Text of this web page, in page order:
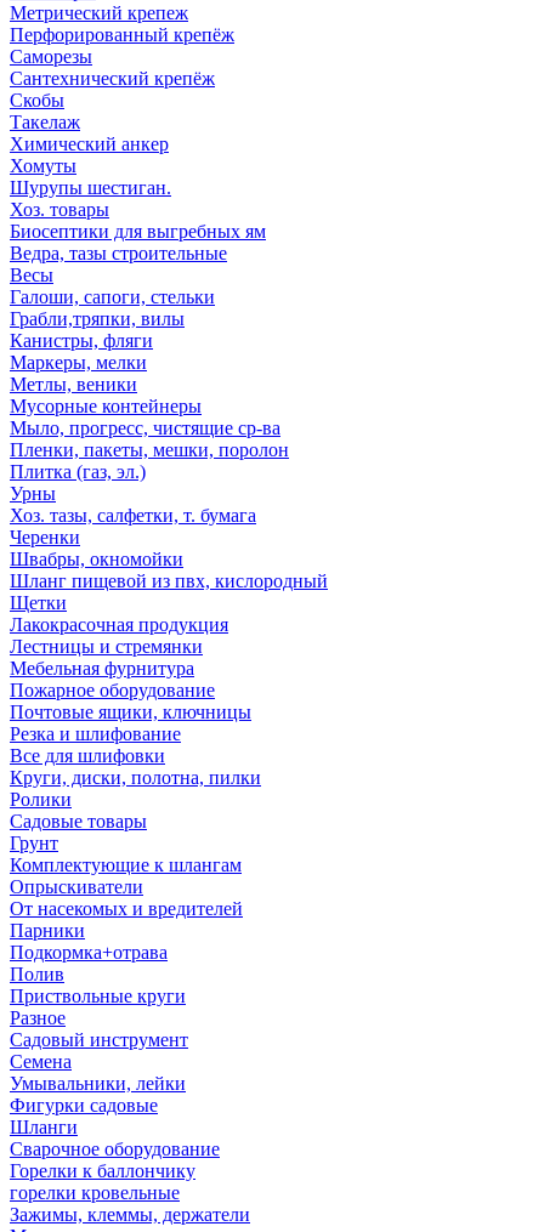
Метрический крепеж
Перфорированный крепёж
Саморезы
Сантехнический крепёж
Скобы
Такелаж
Химический анкер
Хомуты
Шурупы шестиган.
Хоз. товары
Биосептики для выгребных ям
Ведра, тазы строительные
Весы
Галоши, сапоги, стельки
Грабли,тряпки, вилы
Канистры, фляги
Маркеры, мелки
Метлы, веники
Мусорные контейнеры
Мыло, прогресс, чистящие ср-ва
Пленки, пакеты, мешки, поролон
Плитка (газ, эл.)
Урны
Хоз. тазы, салфетки, т. бумага
Черенки
Швабры, окномойки
Шланг пищевой из пвх, кислородный
Щетки
Лакокрасочная продукция
Лестницы и стремянки
Мебельная фурнитура
Пожарное оборудование
Почтовые ящики, ключницы
Резка и шлифование
Все для шлифовки
Круги, диски, полотна, пилки
Ролики
Садовые товары
Грунт
Комплектующие к шлангам
Опрыскиватели
От насекомых и вредителей
Парники
Подкормка+отрава
Полив
Приствольные круги
Разное
Садовый инструмент
Семена
Умывальники, лейки
Фигурки садовые
Шланги
Сварочное оборудование
Горелки к баллончику
горелки кровельные
Зажимы, клеммы, держатели